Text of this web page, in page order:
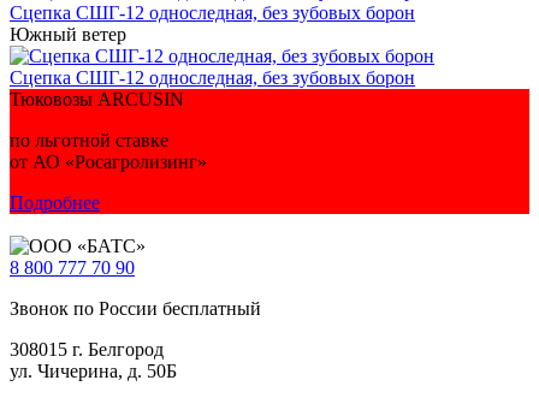
Сцепка СШГ-12 односледная, без зубовых борон
Южный ветер
Сцепка СШГ-12 односледная, без зубовых борон
Тюковозы ARCUSIN
по льготной ставке
от АО «Росагролизинг»
Подробнее
8 800 777 70 90
Звонок по России бесплатный
308015 г. Белгород
ул. Чичерина, д. 50Б